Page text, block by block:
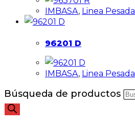
IMBASA, Linea Pesada
96201 D
IMBASA, Linea Pesada
Búsqueda de productos